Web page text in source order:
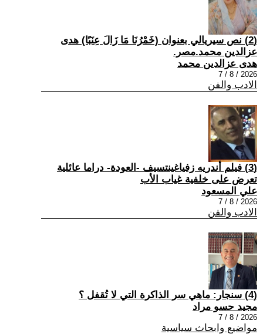
(2) نص سيريالي بعنوان (خَمْرُنَا مَا زَالَ عِنَبًا) هدى
عزالدين محمد.مصر.
هدى عزالدين محمد
2026 / 8 / 7
الادب والفن
(3) فيلم أندريه زفياغينتسيف -العودة- دراما عائلية
تعرض على خلفية غياب الأب
علي المسعود
2026 / 8 / 7
الادب والفن
(4) سنجار: ماهي سر الذاكرة التي لا تُقفل ؟
مجيد حسو مراد
2026 / 8 / 7
مواضيع وابحاث سياسية